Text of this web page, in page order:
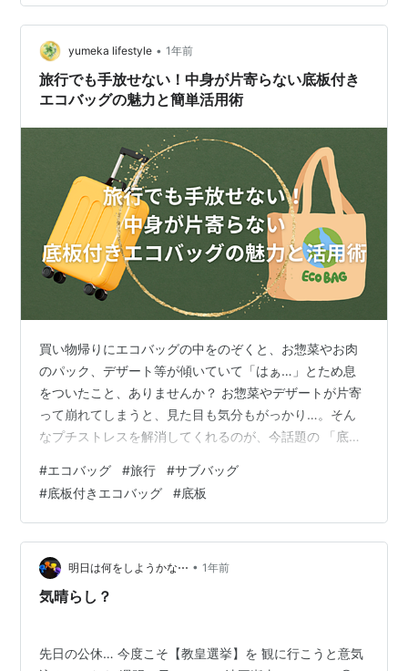
最後のものを買い占めたのでした。 美容室・グルメ・ネ
イル等の店舗満載！覆面調査で楽しく≪現金≫ＧＥＴ♪
期限を迎えるドメイン、お名前.comが再取得します！ さ
て、次は何…
yumeka lifestyle • 1年前
旅行でも手放せない！中身が片寄らない底板付き
エコバッグの魅力と簡単活用術
買い物帰りにエコバッグの中をのぞくと、お惣菜やお肉
のパック、デザート等が傾いていて「はぁ…」とため息
をついたこと、ありませんか？ お惣菜やデザートが片寄
って崩れてしまうと、見た目も気分もがっかり…。そん
なプチストレスを解消してくれるのが、今話題の 「底板
付きエコバッグが 旅行先でも超便利！ ということ。今回
は、買い物にも旅行にも役立つ底板付きエコバッグの魅
力と活用法をたっぷりとご紹介します。 底板付きエコバ
ッグとは？ 旅行中に大活躍する理由 こんな人におすす
め！ 底板付きエコバッグのメリット 購入時のチェックポ
イント おすすめの底板付きエコ…
#エコバッグ #旅行 #サブバッグ
#底板付きエコバッグ #底板
明日は何をしようかな⋯ • 1年前
気晴らし？
先日の公休… 今度こそ【教皇選挙】を 観に行こうと意気